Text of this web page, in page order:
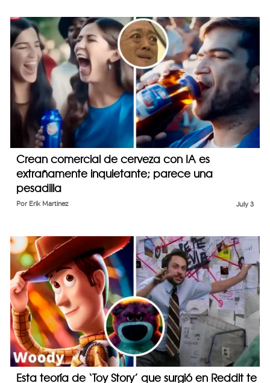
Crean comercial de cerveza con IA es
extrañamente inquietante; parece una
pesadilla
July 3
Por Erik Martinez
Esta teoría de ‘Toy Story’ que surgió en Reddit te